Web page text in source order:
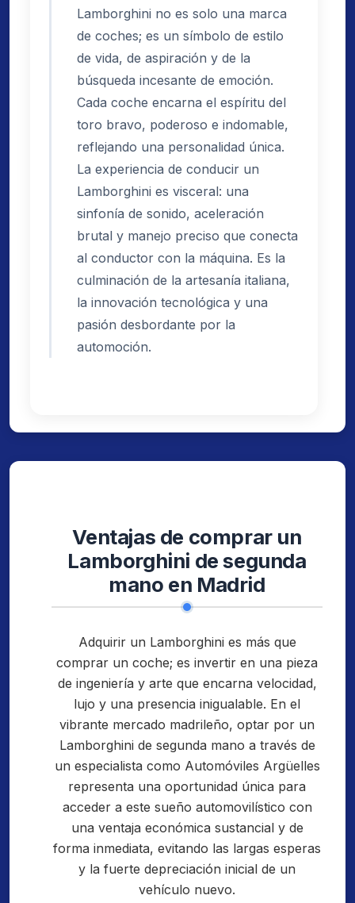
Lamborghini no es solo una marca
de coches; es un símbolo de estilo
de vida, de aspiración y de la
búsqueda incesante de emoción.
Cada coche encarna el espíritu del
toro bravo, poderoso e indomable,
reflejando una personalidad única.
La experiencia de conducir un
Lamborghini es visceral: una
sinfonía de sonido, aceleración
brutal y manejo preciso que conecta
al conductor con la máquina. Es la
culminación de la artesanía italiana,
la innovación tecnológica y una
pasión desbordante por la
automoción.
Ventajas de comprar un
Lamborghini de segunda
mano en Madrid
Adquirir un Lamborghini es más que
comprar un coche; es invertir en una pieza
de ingeniería y arte que encarna velocidad,
lujo y una presencia inigualable. En el
vibrante mercado madrileño, optar por un
Lamborghini de segunda mano a través de
un especialista como Automóviles Argüelles
representa una oportunidad única para
acceder a este sueño automovilístico con
una ventaja económica sustancial y de
forma inmediata, evitando las largas esperas
y la fuerte depreciación inicial de un
vehículo nuevo.